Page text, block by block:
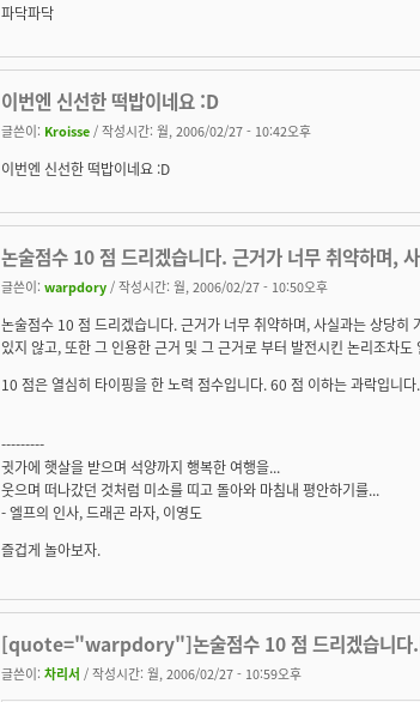
파닥파닥
이번엔 신선한 떡밥이네요 :D
글쓴이: Kroisse / 작성시간: 월, 2006/02/27 - 10:42오후
이번엔 신선한 떡밥이네요 :D
논술점수 10 점 드리겠습니다. 근거가 너무 취약하며,
글쓴이: warpdory / 작성시간: 월, 2006/02/27 - 10:50오후
논술점수 10 점 드리겠습니다. 근거가 너무 취약하며, 사실과는 상당히
있지 않고, 또한 그 인용한 근거 및 그 근거로 부터 발전시킨 논리조차
10 점은 열심히 타이핑을 한 노력 점수입니다. 60 점 이하는 과락입니다.
---------
귓가에 햇살을 받으며 석양까지 행복한 여행을...
웃으며 떠나갔던 것처럼 미소를 띠고 돌아와 마침내 평안하기를...
- 엘프의 인사, 드래곤 라자, 이영도
즐겁게 놀아보자.
[quote="warpdory"]논술점수 10 점 드리겠습니
글쓴이: 차리서 / 작성시간: 월, 2006/02/27 - 10:59오후